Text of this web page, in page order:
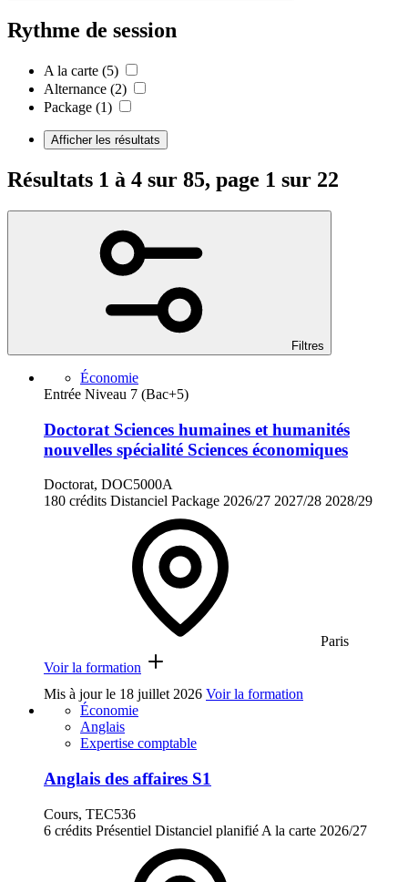
Rythme de session
A la carte (5)
Alternance (2)
Package (1)
Afficher les résultats
Résultats 1 à 4 sur 85, page 1 sur 22
Filtres
Économie
Entrée Niveau 7 (Bac+5)
Doctorat Sciences humaines et humanités
nouvelles spécialité Sciences économiques
Doctorat, DOC5000A
180 crédits Distanciel Package 2026/27 2027/28 2028/29
Paris
Voir la formation
Mis à jour le 18 juillet 2026 Voir la formation
Économie
Anglais
Expertise comptable
Anglais des affaires S1
Cours, TEC536
6 crédits Présentiel Distanciel planifié A la carte 2026/27